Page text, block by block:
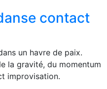
contact
un havre de paix.
la gravité, du momentum
improvisation.